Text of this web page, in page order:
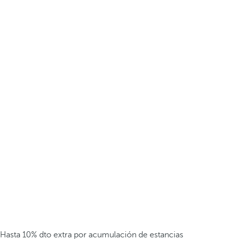
Hasta 10% dto extra por acumulación de estancias